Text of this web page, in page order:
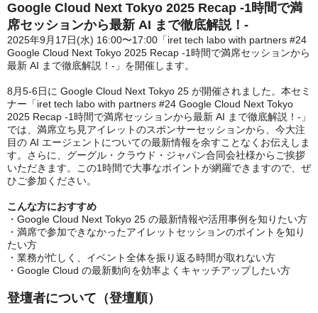
Google Cloud Next Tokyo 2025 Recap -1時間で満
席セッションから最新 AI まで徹底解説！-
2025年9月17日(水) 16:00〜17:00「iret tech labo with partners #24
Google Cloud Next Tokyo 2025 Recap -1時間で満席セッションから
最新 AI まで徹底解説！-」を開催します。
8月5-6日に Google Cloud Next Tokyo 25 が開催されました。本セミ
ナー「iret tech labo with partners #24 Google Cloud Next Tokyo
2025 Recap -1時間で満席セッションから最新 AI まで徹底解説！-」
では、満席立ち見アイレットのスポンサーセッションから、今大注
目の AI エージェントについての最新情報を余すことなくお伝えしま
す。さらに、グーグル・クラウド・ジャパン合同会社様からご挨拶
いただきます。この1時間で大事なポイントが網羅できますので、ぜ
ひご参加ください。
こんな方におすすめ
・Google Cloud Next Tokyo 25 の最新情報や活用事例を知りたい方
・満席で参加できなかったアイレットセッションのポイントを知り
たい方
・業務が忙しく、イベント全体を振り返る時間が取れない方
・Google Cloud の最新動向を効率よくキャッチアップしたい方
登壇者について（登壇順）